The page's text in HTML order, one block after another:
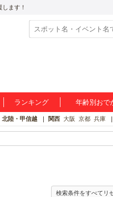
ます！
ランキング 年齢別おで
北陸・甲信越 関西 大阪 京都 兵庫
検索条件をすべてリ